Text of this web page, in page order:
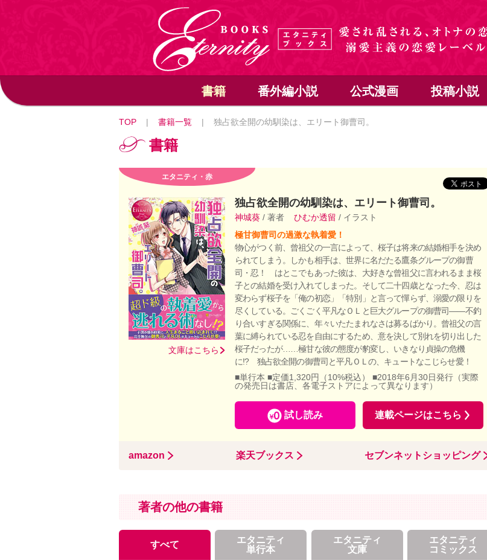
書籍 番外編小説 公式漫画 投稿小説
TOP | 書籍一覧 | 独占欲全開の幼馴染は、エリート御曹司。
書籍
エタニティ・赤
文庫はこちら
独占欲全開の幼馴染は、エリート御曹司。
神城葵 / 著者 ひむか透留 / イラスト
極甘御曹司の過激な執着愛！
物心がつく前、曾祖父の一言によって、桜子は将来の結婚相手を決め
られてしまう。しかも相手は、世界に名だたる鷹条グループの御曹
司・忍！ はとこでもあった彼は、大好きな曾祖父に言われるまま桜
子との結婚を受け入れてしまった。そして二十四歳となった今、忍は
変わらず桜子を「俺の初恋」「特別」と言って憚らず、溺愛の限りを
尽くしている。ごくごく平凡なＯＬと巨大グループの御曹司――不釣
り合いすぎる関係に、年々いたたまれなさは募るばかり。曾祖父の言
葉に縛られている忍を自由にするため、意を決して別れを切り出した
桜子だったが……極甘な彼の態度が豹変し、いきなり貞操の危機
に!? 独占欲全開の御曹司と平凡ＯＬの、キュートなこじらせ愛！
■単行本 ■定価1,320円（10%税込） ■2018年6月30日発行（実際
の発売日は書店、各電子ストアによって異なります）
試し読み 連載ページはこちら
amazon 楽天ブックス セブンネットショッピング
著者の他の書籍
すべて
エタニティ
単行本
エタニティ
文庫
エタニティ
コミックス